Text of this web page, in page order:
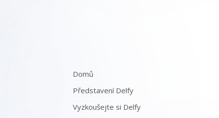
Domů
Představení Delfy
Vyzkoušejte si Delfy